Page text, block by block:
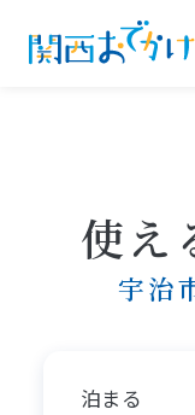
使え
宇治
泊まる